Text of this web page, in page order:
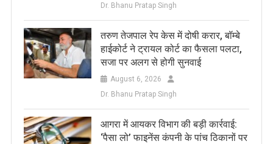
Dr. Bhanu Pratap Singh
तरुण तेजपाल रेप केस में दोषी करार, बॉम्बे
हाईकोर्ट ने ट्रायल कोर्ट का फैसला पलटा,
सजा पर अलग से होगी सुनवाई
August 6, 2026
Dr. Bhanu Pratap Singh
आगरा में आयकर विभाग की बड़ी कार्रवाई:
‘पैसा लो’ फाइनेंस कंपनी के पांच ठिकानों पर